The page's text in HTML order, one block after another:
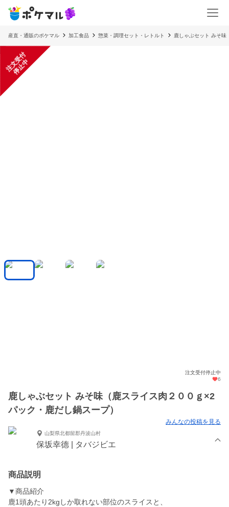
産直・通販のポケマル 加工食品 惣菜・調理セット・レトルト 鹿しゃぶセット みそ味
注
文
受
付
停
止
中
注文受付停止中
6
鹿しゃぶセット みそ味（鹿スライス肉２００ｇ×2
パック・鹿だし鍋スープ）
みんなの投稿を見る
山梨県北都留郡丹波山村
保坂幸德 | タバジビエ
商品説明
▼商品紹介
鹿1頭あたり2kgしか取れない部位のスライスと、